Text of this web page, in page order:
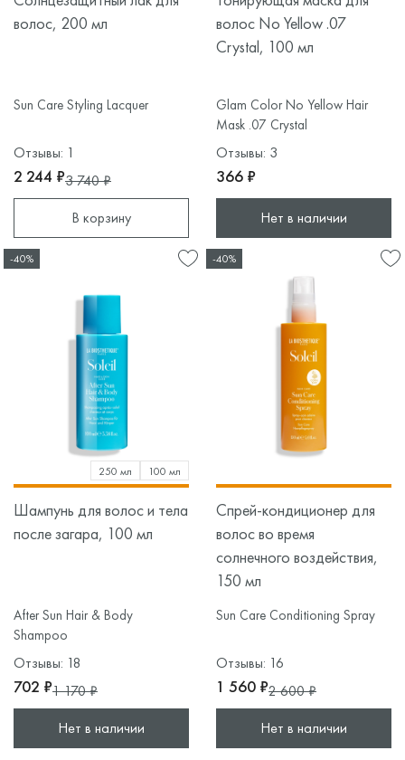
волос, 200 мл
Sun Care Styling Lacquer
Отзывы: 1
2 244 ₽3 740 ₽
В корзину
волос No Yellow .07
Crystal, 100 мл
Glam Color No Yellow Hair
Mask .07 Crystal
Отзывы: 3
366 ₽
Нет в наличии
-40%
250 мл 100 мл
Шампунь для волос и тела
после загара, 100 мл
After Sun Hair & Body
Shampoo
Отзывы: 18
702 ₽1 170 ₽
Нет в наличии
-40%
Спрей-кондиционер для
волос во время
солнечного воздействия,
150 мл
Sun Care Conditioning Spray
Отзывы: 16
1 560 ₽2 600 ₽
Нет в наличии